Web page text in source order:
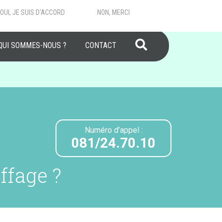
OUI, JE SUIS D'ACCORD NON, MERCI
SOMMES-NOUS ? CONTACT RECHERCHER
?
Numéro d’appel :
081/24.70.10